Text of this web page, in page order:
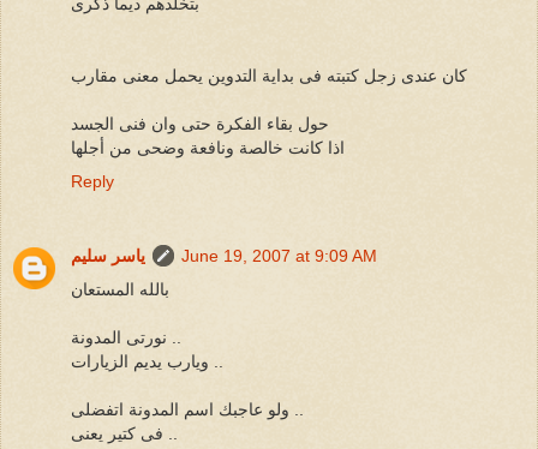
بتخلدهم ديماً ذكرى
كان عندى زجل كتبته فى بداية التدوين يحمل معنى مقارب
حول بقاء الفكرة حتى وان فنى الجسد
اذا كانت خالصة ونافعة وضحى من أجلها
Reply
ياسر سليم
June 19, 2007 at 9:09 AM
بالله المستعان
نورتى المدونة ..
ويارب يديم الزيارات ..
ولو عاجبك اسم المدونة اتفضلى ..
فى كتير يعنى ..